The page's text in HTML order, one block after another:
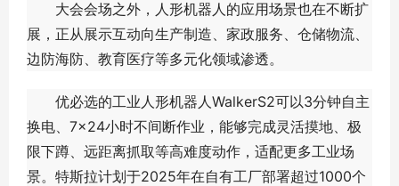
大会会场之外，人形机器人的应用场景也在不断扩
展，正从展示互动向生产制造、家政服务、仓储物流、
边防海防、教育医疗等多元化领域渗透。
优必选的工业人形机器人WalkerS2可以3分钟自主
换电、7×24小时不间断作业，能够完成灵活摸地、极
限下蹲、远距离抓取等高难度动作，适配更多工业场
景。特斯拉计划于2025年在自有工厂部署超过1000个